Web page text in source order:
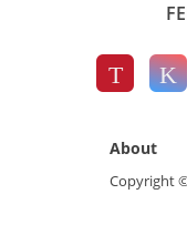
About
Copyright